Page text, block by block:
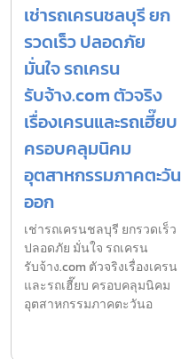
เช่ารถเครนชลบุรี ยก
รวดเร็ว ปลอดภัย
มั่นใจ รถเครน
รับจ้าง.com ตัวจริง
เรื่องเครนและรถเฮี๊ยบ
ครอบคลุมนิคม
อุตสาหกรรมภาคตะวัน
ออก
เช่ารถเครนชลบุรี ยกรวดเร็ว
ปลอดภัย มั่นใจ รถเครน
รับจ้าง.com ตัวจริงเรื่องเครน
และรถเฮี๊ยบ ครอบคลุมนิคม
อุตสาหกรรมภาคตะวันอ